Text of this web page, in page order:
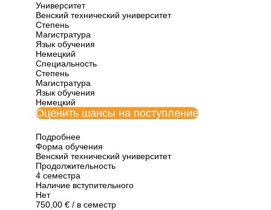
Университет
Венский технический университет
Степень
Магистратура
Язык обучения
Немецкий
Специальность
Степень
Магистратура
Язык обучения
Немецкий
Оценить шансы на поступление
Подробнее
Форма обучения
Венский технический университет
Продолжительность
4 семестра
Наличие вступительного
Нет
750,00 € / в семестр